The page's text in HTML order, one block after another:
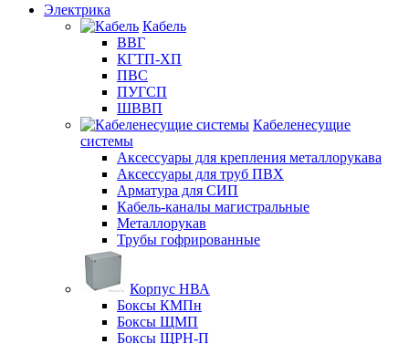
Электрика
Кабель
ВВГ
КГТП-ХП
ПВС
ПУГСП
ШВВП
Кабеленесущие
системы
Аксессуары для крепления металлорукава
Аксессуары для труб ПВХ
Арматура для СИП
Кабель-каналы магистральные
Металлорукав
Трубы гофрированные
Корпус НВА
Боксы КМПн
Боксы ЩМП
Боксы ЩРН-П